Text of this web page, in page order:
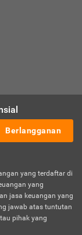
Berlangganan
yang terdaftar di
yang
jasa keuangan yang
jawab atas tuntutan
pihak yang